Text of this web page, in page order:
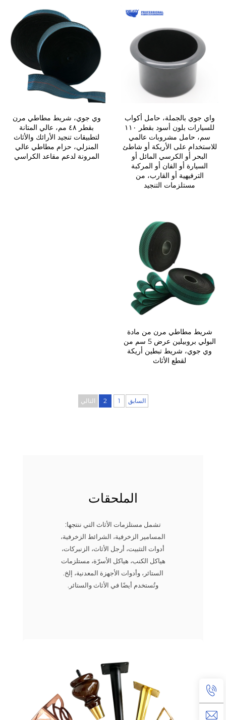
واي جوي بالجملة، حامل أكواب
للسيارات بلون أسود بقطر ١١٠
سم، حامل مشروبات عالمي
للاستخدام على الأريكة أو شاطئ
البحر أو الكرسي المائل أو
السيارة أو الفان أو المركبة
الترفيهية أو القارب، من
مستلزمات التنجيد
وي جوي، شريط مطاطي مرن
بقطر ٤٨ مم، عالي المتانة
لتطبيقات تنجيد الأرائك والأثاث
المنزلي، حزام مطاطي عالي
المرونة لدعم مقاعد الكراسي
شريط مطاطي مرن من مادة
البولي بروبيلين عرض 5 سم من
وي جوي، شريط تبطين أريكة
لقطع الأثاث
السابق 1
2 التالي
الملحقات
تشمل مستلزمات الأثاث التي ننتجها:
المسامير الزخرفية، الشرائط الزخرفية،
أدوات التثبيت، أرجل الأثاث، الزنبركات،
هياكل الكنب، هياكل الأسرّة، مستلزمات
الستائر، وأدوات الأجهزة المعدنية، إلخ.
وتُستخدم أيضًا في الأثاث والستائر.